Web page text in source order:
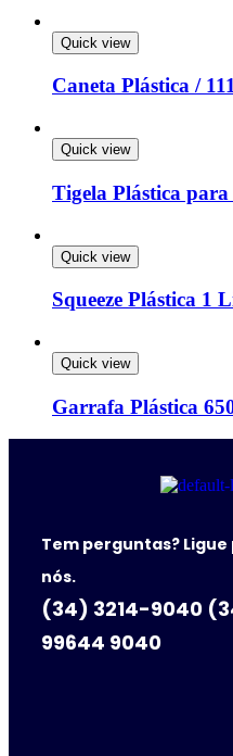
Quick view
Caneta Plástica /
Quick view
Tigela Plástica
Quick view
Squeeze Plástica 1
Quick view
Garrafa Plástica
Tem perguntas? Ligue
nós.
(34) 3214-9040
99644 9040